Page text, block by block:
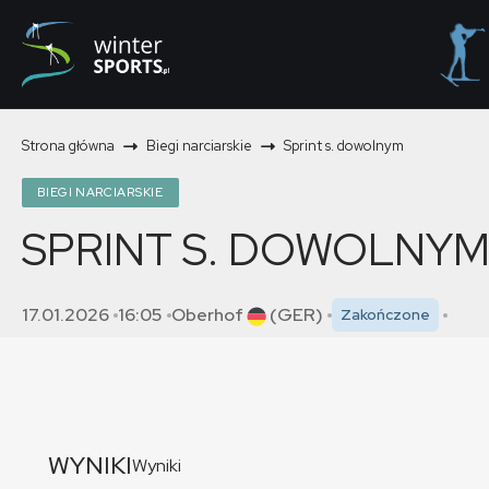
Strona główna Biegi narciarskie Sprint s. dowolnym
BIEGI NARCIARSKIE
SPRINT S. DOWOLNYM
17.01.2026 16:05 Oberhof (GER) Zakończone
WYNIKIWyniki